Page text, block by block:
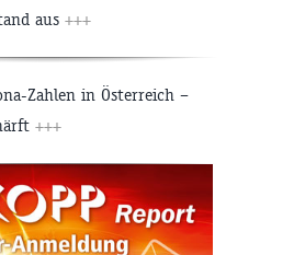
aus +++
Zahlen in Österreich –
+++